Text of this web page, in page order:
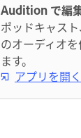
Audition で編
ポッドキャス
のオーディオ
ます。
アプリを開く